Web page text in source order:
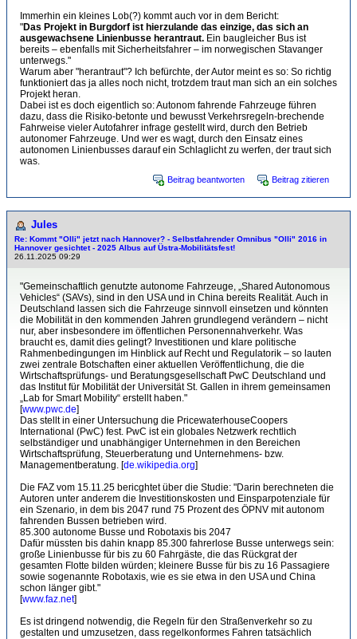
Immerhin ein kleines Lob(?) kommt auch vor in dem Bericht:
"Das Projekt in Burgdorf ist hierzulande das einzige, das sich an
ausgewachsene Linienbusse herantraut. Ein baugleicher Bus ist
bereits – ebenfalls mit Sicherheitsfahrer – im norwegischen Stavanger
unterwegs."
Warum aber "herantraut"? Ich befürchte, der Autor meint es so: So richtig
funktioniert das ja alles noch nicht, trotzdem traut man sich an ein solches
Projekt heran.
Dabei ist es doch eigentlich so: Autonom fahrende Fahrzeuge führen
dazu, dass die Risiko-betonte und bewusst Verkehrsregeln-brechende
Fahrweise vieler Autofahrer infrage gestellt wird, durch den Betrieb
autonomer Fahrzeuge. Und wer es wagt, durch den Einsatz eines
autonomen Linienbusses darauf ein Schlaglicht zu werfen, der traut sich
was.
Beitrag beantworten Beitrag zitieren
Jules
Re: Kommt "Olli" jetzt nach Hannover? - Selbstfahrender Omnibus "Olli" 2016 in
Hannover gesichtet - 2025 Albus auf Üstra-Mobilitätsfest!
26.11.2025 09:29
"Gemeinschaftlich genutzte autonome Fahrzeuge, „Shared Autonomous
Vehicles“ (SAVs), sind in den USA und in China bereits Realität. Auch in
Deutschland lassen sich die Fahrzeuge sinnvoll einsetzen und könnten
die Mobilität in den kommenden Jahren grundlegend verändern – nicht
nur, aber insbesondere im öffentlichen Personennahverkehr. Was
braucht es, damit dies gelingt? Investitionen und klare politische
Rahmenbedingungen im Hinblick auf Recht und Regulatorik – so lauten
zwei zentrale Botschaften einer aktuellen Veröffentlichung, die die
Wirtschaftsprüfungs- und Beratungsgesellschaft PwC Deutschland und
das Institut für Mobilität der Universität St. Gallen in ihrem gemeinsamen
„Lab for Smart Mobility“ erstellt haben."
[www.pwc.de]
Das stellt in einer Untersuchung die PricewaterhouseCoopers
International (PwC) fest. PwC ist ein globales Netzwerk rechtlich
selbständiger und unabhängiger Unternehmen in den Bereichen
Wirtschaftsprüfung, Steuerberatung und Unternehmens- bzw.
Managementberatung. [de.wikipedia.org]
Die FAZ vom 15.11.25 bericghtet über die Studie: "Darin berechneten die
Autoren unter anderem die Investitionskosten und Einsparpotenziale für
ein Szenario, in dem bis 2047 rund 75 Prozent des ÖPNV mit autonom
fahrenden Bussen betrieben wird.
85.300 autonome Busse und Robotaxis bis 2047
Dafür müssten bis dahin knapp 85.300 fahrerlose Busse unterwegs sein:
große Linienbusse für bis zu 60 Fahrgäste, die das Rückgrat der
gesamten Flotte bilden würden; kleinere Busse für bis zu 16 Passagiere
sowie sogenannte Robotaxis, wie es sie etwa in den USA und China
schon länger gibt."
[www.faz.net]
Es ist dringend notwendig, die Regeln für den Straßenverkehr so zu
gestalten und umzusetzen, dass regelkonformes Fahren tatsächlich